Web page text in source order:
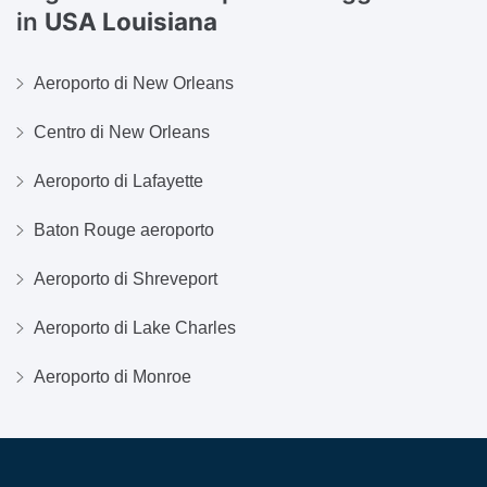
in USA Louisiana
Aeroporto di New Orleans
Centro di New Orleans
Aeroporto di Lafayette
Baton Rouge aeroporto
Aeroporto di Shreveport
Aeroporto di Lake Charles
Aeroporto di Monroe